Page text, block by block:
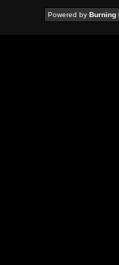
Powered by Burning